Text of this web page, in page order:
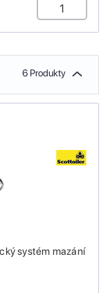
6 Produkty
systém mazání